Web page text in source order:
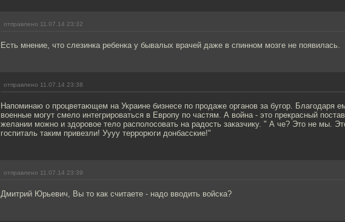
отправлено 11.07.14 23:32
Есть мнение, что слезинка ребенка у бывалых врачей даже в спинном мозге не появилась.
отправлено 11.07.14 23:38
Напоминаю о процветающем на Украине бизнесе по продаже органов за бугор. Благодаря
военные могут смело интегрироваться в Европу по частям. А война - это прекрасный
желании можно и здоровое тело располосовать на радость заказчику. " А че? Это не мы.
госпиталь таким привезли! Уууу террорюги донбасские!"
отправлено 11.07.14 23:39
Дмитрий Юрьевич, Вы то как считаете - надо вводить войска?